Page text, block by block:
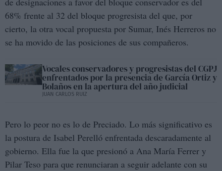
68% frente al 32 del bloque progresista del que, por
cierto, la otra vocal propuesta por Sumar, Inés Herreros no
se ha movido de las posiciones de sus compañeros.
Vocales conservadores y progresistas del CGPJ
enfrentados por la presencia de García Ortiz y
Bolaños en la apertura del año judicial
JUAN CARLOS RUIZ
Pero lo peor no es lo de Preciado. Lo más significativo es
la postura de Isabel Perelló enfrentada descaradamente al
gobierno. Ella fue la que presionó a Ana María Ferrer y
Pilar Teso para que renunciaran a seguir adelante con su